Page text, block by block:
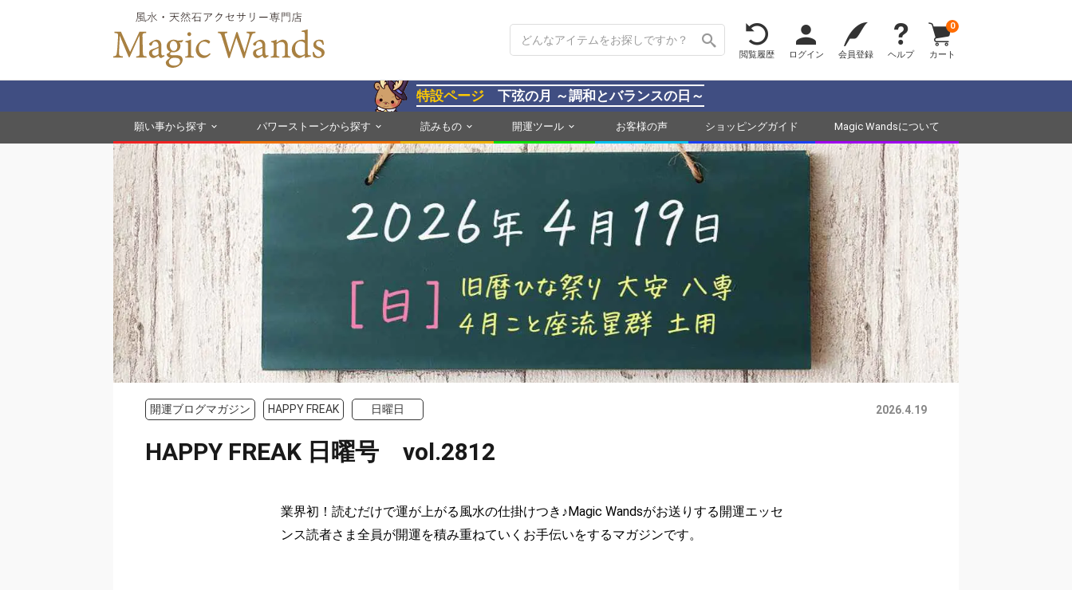
閲覧履歴 ログイン 会員登録 ヘルプ カート
0
特設ページ 下弦の月 ～調和とバランスの日～
願い事から探す パワーストーンから探す 読みもの 開運ツール お客様の声 ショッピングガイド Magic Wandsについて
開運ブログマガジン HAPPY FREAK 日曜日 2026.4.19
HAPPY FREAK 日曜号 vol.2812
業界初！読むだけで運が上がる風水の仕掛けつき♪Magic Wandsがお送りする開運エッセ
ンス読者さま全員が開運を積み重ねていくお手伝いをするマガジンです。